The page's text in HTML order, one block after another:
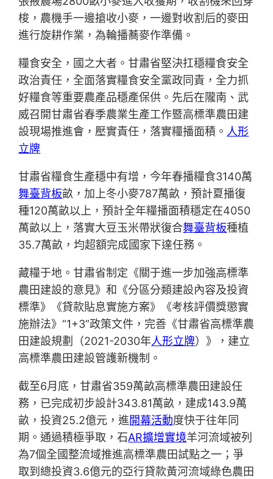
梭，農機手一邊搶收小麥，一邊對收割后的麥田
進行旋耕作業，為輪播蕎麥作準備。
糧食安全，國之大者。甘肅省堅決扛穩糧食安全
政治責任，全面落實糧食安全黨政同責，全力抓
好糧食等重要農產品穩產保供。先后在隴南、武
威召開甘肅省春季農業生產工作暨高標準農田建
設現場推進會，壓實責任，落實糧播面積。 人形
立牌
甘肅省糧食生產穩中有增，今年春播糧食3140萬
舞臺背板畝，加上冬小麥787萬畝，預計夏播復
種120萬畝以上，預計全年糧播面積穩定在4050
萬畝以上，落實大豆玉米帶狀復合舞臺背板種植
35.7萬畝，均超額完成國家下達任務。
藏糧于地。甘肅省制定《關于進一步加強高標準
農田建設的意見》和《分區分類建設內容及投資
標準》《貸款貼息實施方案》《考核評價獎懲實
施辦法》“1+3”政策文件，完善《甘肅省高標準農
田建設規劃（2021-2030年人形立牌）》，建立
高標準農田建設管護新機制。
截至6月底，甘肅省359萬畝高標準農田建設任
務，已完成初步設計343.81萬畝，建成143.9萬
畝，投資25.2億元，進開幕活動度快于往年同
期。通過積極爭取，石AR擴增實境羊河流域被列
為7個全國整流域推進高標準農田試點之一；爭
取到總投資3.6億元的亞行貸款黃河流域綠色農田